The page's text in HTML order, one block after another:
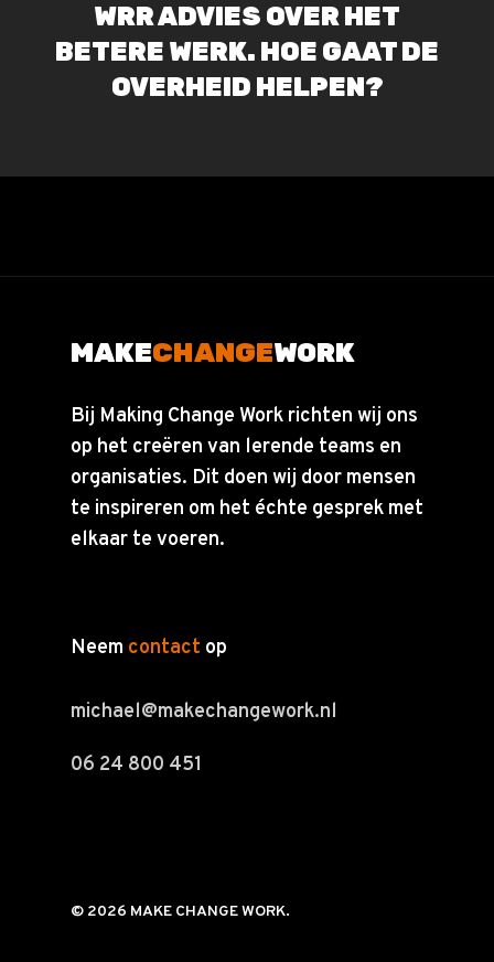
WRR ADVIES OVER HET
BETERE WERK. HOE GAAT DE
OVERHEID HELPEN?
MAKECHANGEWORK
Bij Making Change Work richten wij ons
op het creëren van lerende teams en
organisaties. Dit doen wij door mensen
te inspireren om het échte gesprek met
elkaar te voeren.
Neem contact op
michael@makechangework.nl
06 24 800 451
© 2026 MAKE CHANGE WORK.